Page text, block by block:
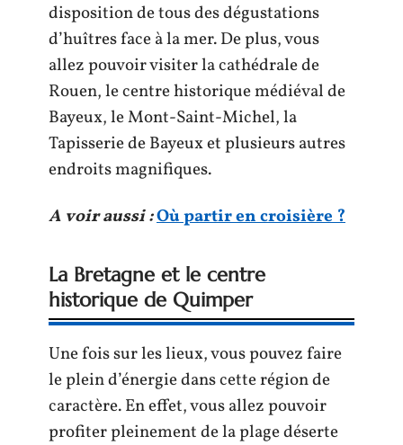
disposition de tous des dégustations
d’huîtres face à la mer. De plus, vous
allez pouvoir visiter la cathédrale de
Rouen, le centre historique médiéval de
Bayeux, le Mont-Saint-Michel, la
Tapisserie de Bayeux et plusieurs autres
endroits magnifiques.
A voir aussi :Où partir en croisière ?
La Bretagne et le centre
historique de Quimper
Une fois sur les lieux, vous pouvez faire
le plein d’énergie dans cette région de
caractère. En effet, vous allez pouvoir
profiter pleinement de la plage déserte